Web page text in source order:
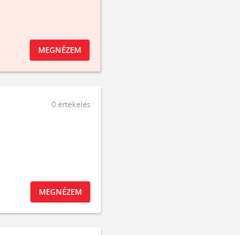
MEGNÉZEM
0 értékelés
MEGNÉZEM